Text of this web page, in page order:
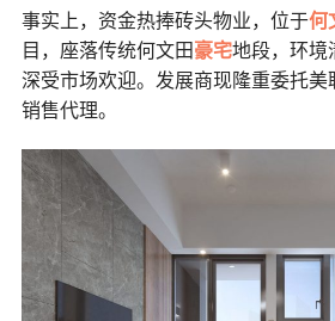
事实上，资金热捧砖头物业，位于何
目，座落传统何文田豪宅地段，环境
深受市场欢迎。发展商现隆重委托美
销售代理。